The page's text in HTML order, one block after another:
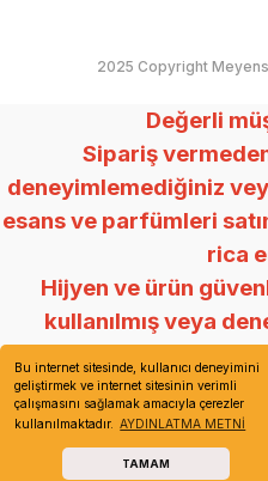
Bu internet sitesinde, kullanıcı deneyimini
geliştirmek ve internet sitesinin verimli
çalışmasını sağlamak amacıyla çerezler
kullanılmaktadır.
AYDINLATMA METNİ
TAMAM
2025 Copyright
Değerli
Sipariş
deneyimlemediğiniz
esans ve parfümleri
rica
Hijyen ve ürün
kullanılmış veya
ürünlerde değişim ve
Anlayışınız için
Mey